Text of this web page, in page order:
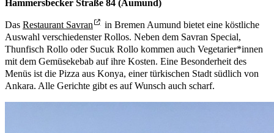
Hammersbecker Straße 84 (Aumund)
Das Restaurant Savran
in Bremen Aumund bietet eine köstliche
Auswahl verschiedenster Rollos. Neben dem Savran Special,
Thunfisch Rollo oder Sucuk Rollo kommen auch Vegetarier*innen
mit dem Gemüsekebab auf ihre Kosten. Eine Besonderheit des
Menüs ist die Pizza aus Konya, einer türkischen Stadt südlich von
Ankara. Alle Gerichte gibt es auf Wunsch auch scharf.